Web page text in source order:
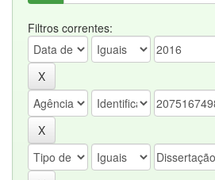
Filtros correntes: